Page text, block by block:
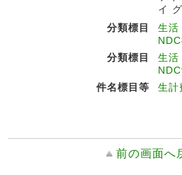
イ
分類標目
生活
分類標目
生活
件名標目等
生計
前の画面へ